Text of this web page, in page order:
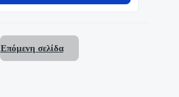
Επόμενη σελίδα